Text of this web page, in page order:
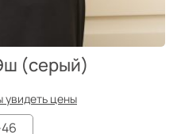
(серый)
увидеть цены